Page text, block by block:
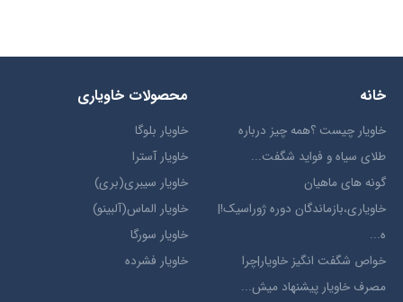
خانه
خاویار چیست ؟همه چیز درباره
طلای سیاه و فواید شگفت...
گونه های ماهیان
خاویاری،بازماندگان دوره ژوراسیک!|
ه...
خواص شگفت انگیز خاویار|چرا
مصرف خاویار پیشنهاد میش...
محصولات خاویاری
خاویار بلوگا
خاویار آسترا
خاویار سیبری(بری)
خاویار الماس(آلبینو)
خاویار سورگا
خاویار فشرده